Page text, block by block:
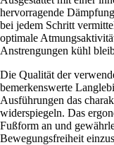
hervorragende
bei jedem Schritt
optimale
Anstrengungen kühl
Die Qualität der
bemerkenswerte
Ausführungen das
widerspiegeln. Das
Fußform an und
Bewegungsfreiheit